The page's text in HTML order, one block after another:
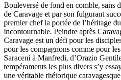
Bouleversé de fond en comble, sans
de Caravage et par son fulgurant
premier chef la portée de l’héritage
incontournable. Peindre après
Caravage est un défi pour les
pour les compagnons comme pour
Saraceni à Manfredi, d’Orazio
tempéraments les plus divers s’y
une véritable rhétorique